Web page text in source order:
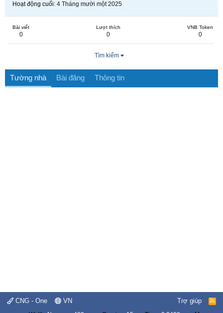
Hoạt động cuối 4 Tháng mười một 2025
Bài viết
0
Lượt thích
0
VNB Token
0
Tìm kiếm
Tường nhà Bài đăng Thông tin
CNG - One VN Trợ giúp
R